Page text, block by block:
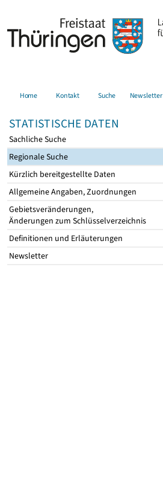
Home Kontakt Suche Newsletter
STATISTISCHE DATEN
Sachliche Suche
Regionale Suche
Kürzlich bereitgestellte Daten
Allgemeine Angaben, Zuordnungen
Gebietsveränderungen,
Änderungen zum Schlüsselverzeichnis
Definitionen und Erläuterungen
Newsletter